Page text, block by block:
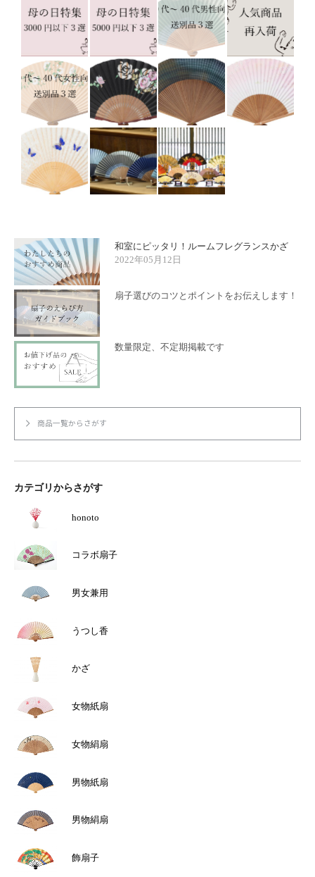
和室にピッタリ！ルームフレグランスかざ
2022年05月12日
扇子選びのコツとポイントをお伝えします！
数量限定、不定期掲載です
商品一覧からさがす
カテゴリからさがす
honoto
コラボ扇子
男女兼用
うつし香
かざ
女物紙扇
女物絹扇
男物紙扇
男物絹扇
飾扇子